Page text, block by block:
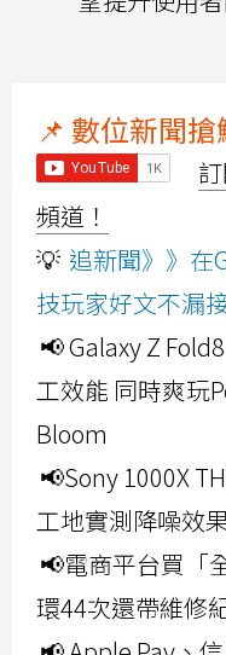
📌 數位新聞搶
頻道！
💡 追新聞》》在
技玩家好文不漏
📢 Galaxy Z
工效能 同時爽玩
Bloom
📢Sony 1000X
工地實測降噪效
📢電商平台買「
環44次還帶維修